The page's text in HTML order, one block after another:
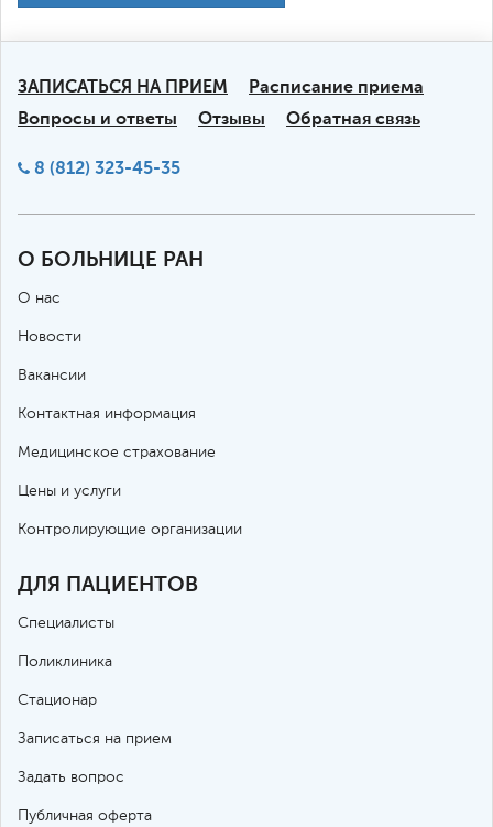
ЗАПИСАТЬСЯ НА ПРИЕМ
Расписание приема
Вопросы и ответы
Отзывы Обратная связь
8 (812) 323-45-35
О БОЛЬНИЦЕ РАН
О нас
Новости
Вакансии
Контактная информация
Медицинское страхование
Цены и услуги
Контролирующие организации
ДЛЯ ПАЦИЕНТОВ
Специалисты
Поликлиника
Стационар
Записаться на прием
Задать вопрос
Публичная оферта